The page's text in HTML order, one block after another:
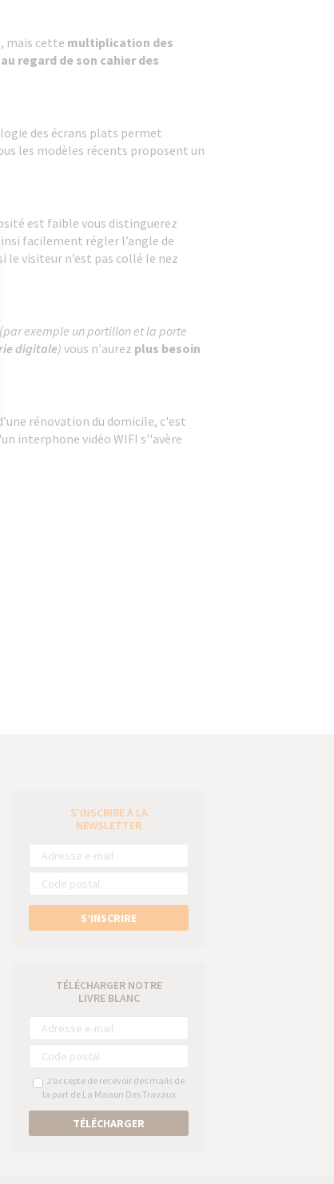
mais cette multiplication des
regard de son cahier des
des écrans plats permet
les modèles récents proposent un
est faible vous distinguerez
facilement régler l’angle de
le visiteur n’est pas collé le nez
(par exemple un portillon et la porte
digitale) vous n'aurez plus besoin
rénovation du domicile, c'est
interphone vidéo WIFI s''avère
S’INSCRIRE À LA
NEWSLETTER
S’INSCRIRE
TÉLÉCHARGER NOTRE
LIVRE BLANC
J’accepte de recevoir des mails de
la part de La Maison Des Travaux
TÉLÉCHARGER
vos Options